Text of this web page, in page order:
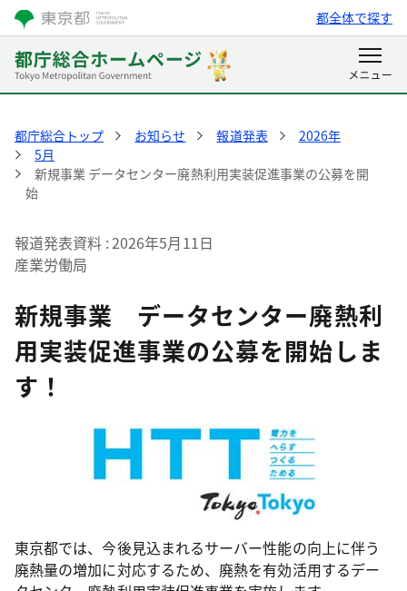
都全体で探す
都庁総合トップ お知らせ 報道発表
2026年
5月
新規事業 データセンター廃熱利用実装促進事業の公募を開
始
報道発表資料 2026年5月11日
産業労働局
新規事業 データセンター廃熱利
用実装促進事業の公募を開始しま
す！
東京都では、今後見込まれるサーバー性能の向上に伴う
廃熱量の増加に対応するため、廃熱を有効活用するデー